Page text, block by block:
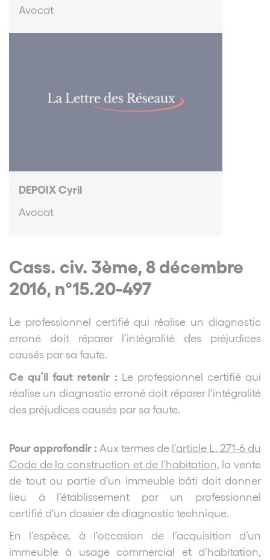
Avocat
DEPOIX Cyril
Avocat
Cass. civ. 3ème, 8 décembre
2016, n°15.20-497
Le professionnel certifié qui réalise un diagnostic
erroné doit réparer l’intégralité des préjudices
causés par sa faute.
Ce qu’il faut retenir : Le professionnel certifié qui
réalise un diagnostic erroné doit réparer l’intégralité
des préjudices causés par sa faute.
Pour approfondir : Aux termes de l’article L. 271-6 du
Code de la construction et de l’habitation , la vente
de tout ou partie d’un immeuble bâti doit donner
lieu à l’établissement par un professionnel
certifié d’un dossier de diagnostic technique.
En l’espèce, à l’occasion de l’acquisition d’un
immeuble à usage commercial et d’habitation,